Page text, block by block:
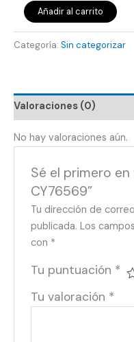
Añadir al carrito
Categoría: Sin categorizar
Valoraciones (0)
No hay valoraciones aún.
Sé el primero
CY76569”
Tu dirección de
publicada. Los
con *
Tu puntuación *
Tu valoración *